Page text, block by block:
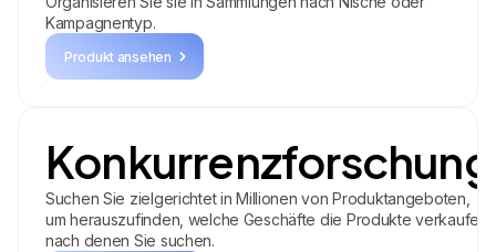
Kampagnentyp.
Produkt ansehen
Konkurrenzforschung
Suchen Sie zielgerichtet in Millionen von Produktangeboten,
um herauszufinden, welche Geschäfte die Produkte verkaufen,
nach denen Sie suchen.